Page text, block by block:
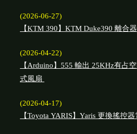
(2026-06-27)
【KTM 390】KTM Duke390 離合
(2026-04-22)
【Arduino】555 輸出 25KHz有占
式風扇
(2026-04-17)
【Toyota YARIS】Yaris 更換搖控